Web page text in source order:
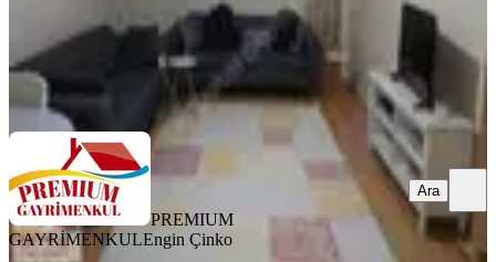
PREMIUM GAYRİMENKUL Engin Çinko
PREMIUM
GAYRİMENKULEngin Çinko
Ara